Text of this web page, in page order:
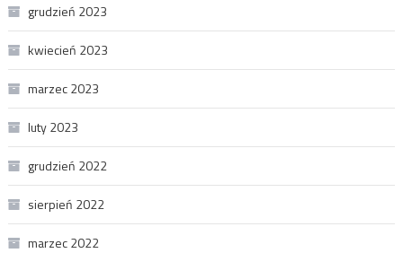
grudzień 2023
kwiecień 2023
marzec 2023
luty 2023
grudzień 2022
sierpień 2022
marzec 2022